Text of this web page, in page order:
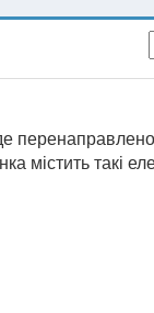
містить такі